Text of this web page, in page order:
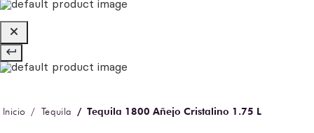
Tequila Tequila 1800 Añejo Cristalino 1.75 L